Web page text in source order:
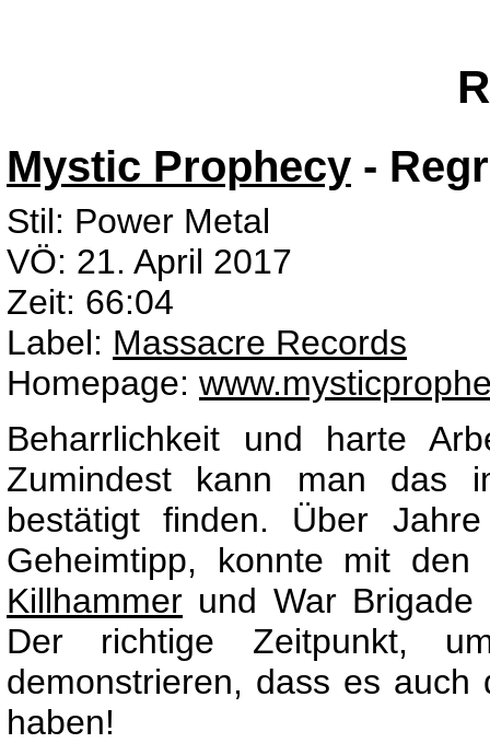
Mystic Prophecy -
Stil: Power Metal
VÖ: 21. April 2017
Zeit: 66:04
Label: Massacre Records
Homepage:
Beharrlichkeit und harte
Zumindest kann man das
bestätigt finden. Über
Geheimtipp, konnte mit den
Killhammer und War
Der richtige Zeitpunkt,
demonstrieren, dass es
haben!